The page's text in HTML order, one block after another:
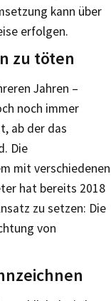
kann über
erfolgen.
zu töten
Jahren –
noch immer
ab der das
Die
mit verschiedenen
hat bereits 2018
zu setzen: Die
von